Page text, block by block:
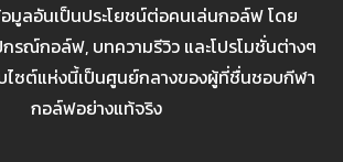
มูลอันเป็นประโยชน์ต่อคนเล่นกอล์ฟ โดย
กรณ์กอล์ฟ, บทความรีวิว และโปรโมชั่นต่างๆ
ไซต์แห่งนี้เป็นศูนย์กลางของผู้ที่ชื่นชอบกีฬา
กอล์ฟอย่างแท้จริง